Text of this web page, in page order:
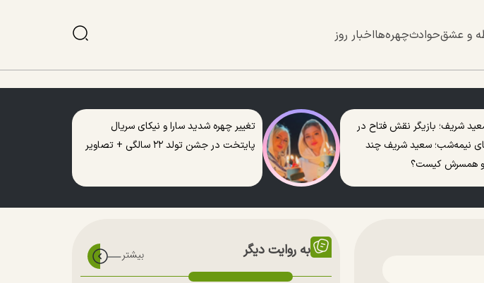
و عشقحوادثچهره‌هااخبار روز
شریف؛ بازیگر نقش فتاح در
نیمه‌شب؛ سعید شریف چند
و همسرش کیست؟
تغییر چهره شدید سارا و نیکای سریال
پایتخت در جشن تولد ۲۲ سالگی + تصاویر
به روایت دیگر